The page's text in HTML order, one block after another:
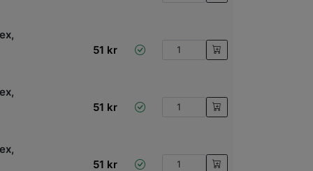
51 kr
51 kr
51 kr